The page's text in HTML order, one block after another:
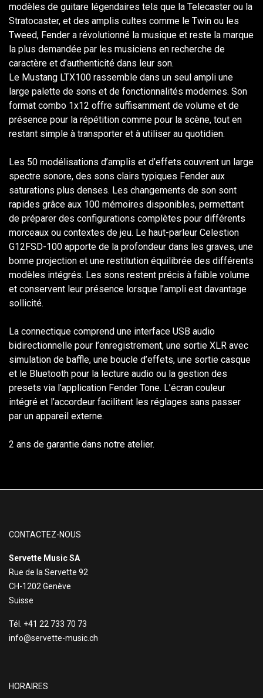
modèles de guitare légendaires tels que la Telecaster ou la
Stratocaster, et des amplis cultes comme le Twin ou les
Tweed, Fender a révolutionné la musique et reste la marque
la plus demandée par les musiciens en recherche de
caractère et d’authenticité dans leur son.
Le Mustang LTX100 rassemble dans un seul ampli une
large palette de sons et de fonctionnalités modernes. Son
format combo 1x12 offre suffisamment de volume et de
présence pour la répétition comme pour la scène, tout en
restant simple à transporter et à utiliser au quotidien.
Les 50 modélisations d’amplis et d’effets couvrent un large
spectre sonore, des sons clairs typiques Fender aux
saturations plus denses. Les changements de son sont
rapides grâce aux 100 mémoires disponibles, permettant
de préparer des configurations complètes pour différents
morceaux ou contextes de jeu. Le haut-parleur Celestion
G12FSD-100 apporte de la profondeur dans les graves, une
bonne projection et une restitution équilibrée des différents
modèles intégrés. Les sons restent précis à faible volume
et conservent leur présence lorsque l’ampli est davantage
sollicité.
La connectique comprend une interface USB audio
bidirectionnelle pour l’enregistrement, une sortie XLR avec
simulation de baffle, une boucle d’effets, une sortie casque
et le Bluetooth pour la lecture audio ou la gestion des
presets via l’application Fender Tone. L’écran couleur
intégré et l’accordeur facilitent les réglages sans passer
par un appareil externe.
2 ans de garantie dans notre atelier.
CONTACTEZ-NOUS
Servette Music SA
Rue de la Servette 92
CH-1202 Genève
Suisse
Tél. +41 22 733 70 73
info@servette-music.ch
HORAIRES